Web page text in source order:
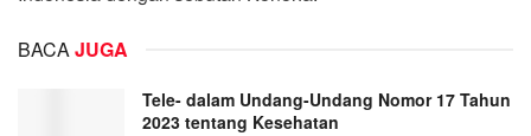
BACAJUGA
Tele- dalam Undang-Undang Nomor 17 Tahun
2023 tentang Kesehatan